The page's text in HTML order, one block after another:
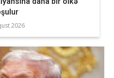
2026